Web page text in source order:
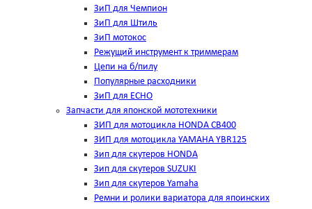
ЗиП для Чемпион
ЗиП для Штиль
ЗиП мотокос
Режущий инструмент к триммерам
Цепи на б/пилу
Популярные расходники
ЗиП для ЕСНО
Запчасти для японской мототехники
ЗИП для мотоцикла HONDA CB400
ЗИП для мотоцикла YAMAHA YBR125
Зип для скутеров HONDA
Зип для скутеров SUZUKI
Зип для скутеров Yamaha
Ремни и ролики вариатора для япоинских